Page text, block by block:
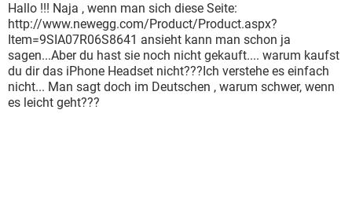
Hallo !!! Naja , wenn man sich diese Seite:
http://www.newegg.com/Product/Product.aspx?
Item=9SIA07R06S8641 ansieht kann man schon ja
sagen...Aber du hast sie noch nicht gekauft.... warum kaufst
du dir das iPhone Headset nicht???Ich verstehe es einfach
nicht... Man sagt doch im Deutschen , warum schwer, wenn
es leicht geht???